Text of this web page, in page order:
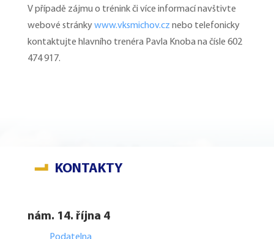
V případě zájmu o trénink či více informací navštivte
webové stránkywww.vksmichov.cz nebo telefonicky
kontaktujte hlavního trenéra Pavla Knoba na čísle 602
474 917.
KONTAKTY
nám. 14. října 4